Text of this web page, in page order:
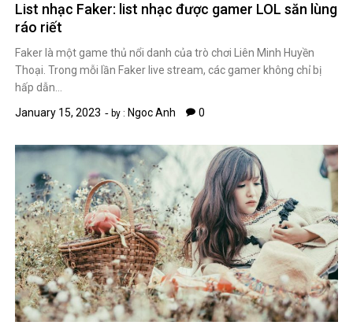
List nhạc Faker: list nhạc được gamer LOL săn lùng
ráo riết
Faker là một game thủ nổi danh của trò chơi Liên Minh Huyền
Thoại. Trong mỗi lần Faker live stream, các gamer không chỉ bị
hấp dẫn…
January 15, 2023
by : Ngoc Anh 0